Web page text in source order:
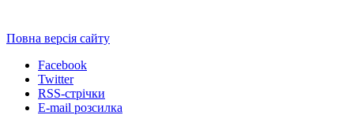
Повна версія сайту
Facebook
Twitter
RSS-стрічки
E-mail розсилка